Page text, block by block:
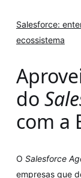
Salesforce:
ecossistema
do
com a
O Salesforce
empresas que